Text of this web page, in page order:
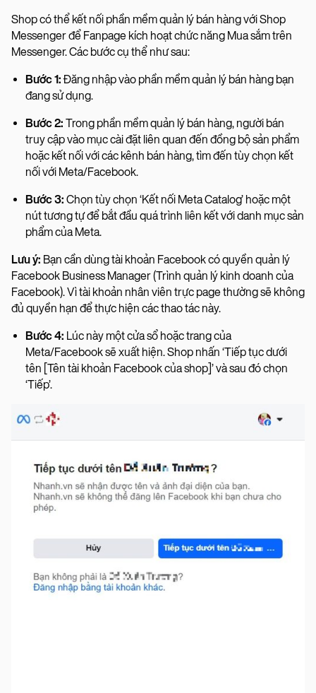
Shop có thể kết nối phần mềm quản lý bán hàng với Shop
Messenger để Fanpage kích hoạt chức năng Mua sắm trên
Messenger. Các bước cụ thể như sau:
Bước 1:Đăng nhập vào phần mềm quản lý bán hàng bạn
đang sử dụng.
Bước 2: Trong phần mềm quản lý bán hàng, người bán
truy cập vào mục cài đặt liên quan đến đồng bộ sản phẩm
hoặc kết nối với các kênh bán hàng, tìm đến tùy chọn kết
nối với Meta/Facebook.
Bước 3: Chọn tùy chọn ‘Kết nối Meta Catalog’ hoặc một
nút tương tự để bắt đầu quá trình liên kết với danh mục sản
phẩm của Meta.
Lưu ý: Bạn cần dùng tài khoản Facebook có quyền quản lý
Facebook Business Manager (Trình quản lý kinh doanh của
Facebook). Vì tài khoản nhân viên trực page thường sẽ không
đủ quyền hạn để thực hiện các thao tác này.
Bước 4: Lúc này một cửa sổ hoặc trang của
Meta/Facebook sẽ xuất hiện. Shop nhấn ‘Tiếp tục dưới
tên [Tên tài khoản Facebook của shop]’ và sau đó chọn
‘Tiếp’.